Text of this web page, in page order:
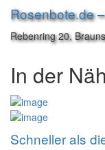
Rosenbote.de
Rebenring 20,
In der
Schneller als